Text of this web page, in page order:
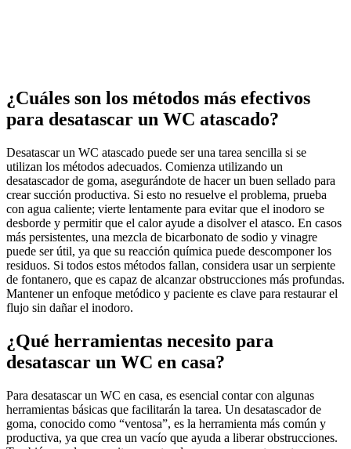
¿Cuáles son los métodos más efectivos
para desatascar un WC atascado?
Desatascar un WC atascado puede ser una tarea sencilla si se
utilizan los métodos adecuados. Comienza utilizando un
desatascador de goma, asegurándote de hacer un buen sellado para
crear succión productiva. Si esto no resuelve el problema, prueba
con agua caliente; vierte lentamente para evitar que el inodoro se
desborde y permitir que el calor ayude a disolver el atasco. En casos
más persistentes, una mezcla de bicarbonato de sodio y vinagre
puede ser útil, ya que su reacción química puede descomponer los
residuos. Si todos estos métodos fallan, considera usar un serpiente
de fontanero, que es capaz de alcanzar obstrucciones más profundas.
Mantener un enfoque metódico y paciente es clave para restaurar el
flujo sin dañar el inodoro.
¿Qué herramientas necesito para
desatascar un WC en casa?
Para desatascar un WC en casa, es esencial contar con algunas
herramientas básicas que facilitarán la tarea. Un desatascador de
goma, conocido como “ventosa”, es la herramienta más común y
productiva, ya que crea un vacío que ayuda a liberar obstrucciones.